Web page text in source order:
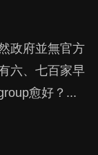
政府並無官方
六、七百家早
愈好？...
程，學生以遊
顯比其他小朋
殺，或傷害小
往往難以察
竟全職好，還
特狀況和考慮
子女其實都各
來一刀切阻止
心發展？...